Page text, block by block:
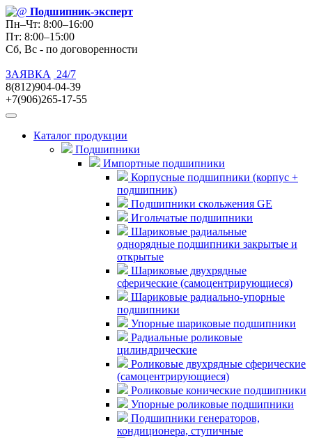
Подшипник-эксперт
Пн–Чт: 8:00–16:00
Пт: 8:00–15:00
Сб, Вс - по договоренности
ЗАЯВКА
24/7
8(812)904-04-39
+7(906)265-17-55
Каталог продукции
Подшипники
Импортные подшипники
Корпусные подшипники (корпус +
подшипник)
Подшипники скольжения GE
Игольчатые подшипники
Шариковые радиальные
однорядные подшипники закрытые и
открытые
Шариковые двухрядные
сферические (самоцентрирующиеся)
Шариковые радиально-упорные
подшипники
Упорные шариковые подшипники
Радиальные роликовые
цилиндрические
Роликовые двухрядные сферические
(самоцентрирующиеся)
Роликовые конические подшипники
Упорные роликовые подшипники
Подшипники генераторов,
кондиционера, ступичные